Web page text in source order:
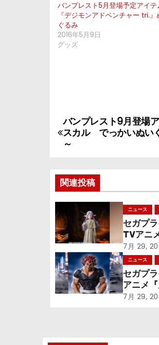
バンプレスト5月登場予定アイテ
『デジモンアドベンチャー tri.』
ぐるみ
2016年5月9日
グッズ
投
稿
ビ
ゲ
ー
シ
ョ
ン
バンプレスト9月登場
スカル でっかいぬい
～
関連投稿
ニュース
セガプ
TVアニ
ン』鉱
っっち
立体化！
7月 29,
ニュース
セガプ
アニメ
次郎」
7月 29,